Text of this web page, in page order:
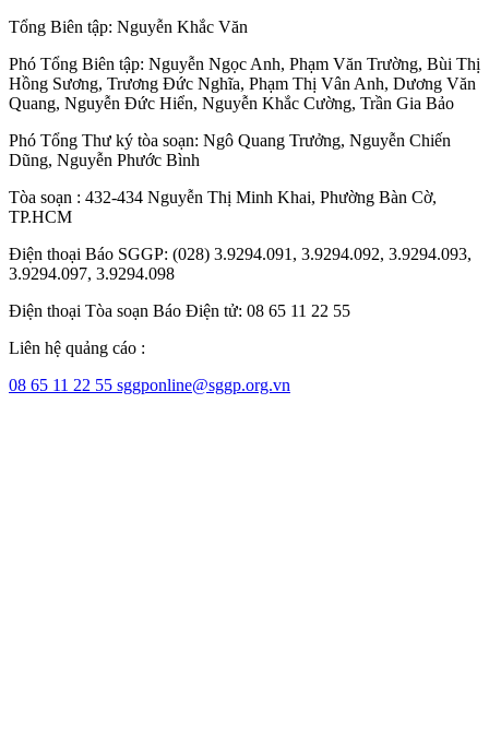
Tổng Biên tập: Nguyễn Khắc Văn
Phó Tổng Biên tập: Nguyễn Ngọc Anh, Phạm Văn Trường, Bùi Thị
Hồng Sương, Trương Đức Nghĩa, Phạm Thị Vân Anh, Dương Văn
Quang, Nguyễn Đức Hiển, Nguyễn Khắc Cường, Trần Gia Bảo
Phó Tổng Thư ký tòa soạn: Ngô Quang Trưởng, Nguyễn Chiến
Dũng, Nguyễn Phước Bình
Tòa soạn : 432-434 Nguyễn Thị Minh Khai, Phường Bàn Cờ,
TP.HCM
Điện thoại Báo SGGP: (028) 3.9294.091, 3.9294.092, 3.9294.093,
3.9294.097, 3.9294.098
Điện thoại Tòa soạn Báo Điện tử: 08 65 11 22 55
Liên hệ quảng cáo :
08 65 11 22 55 sggponline@sggp.org.vn